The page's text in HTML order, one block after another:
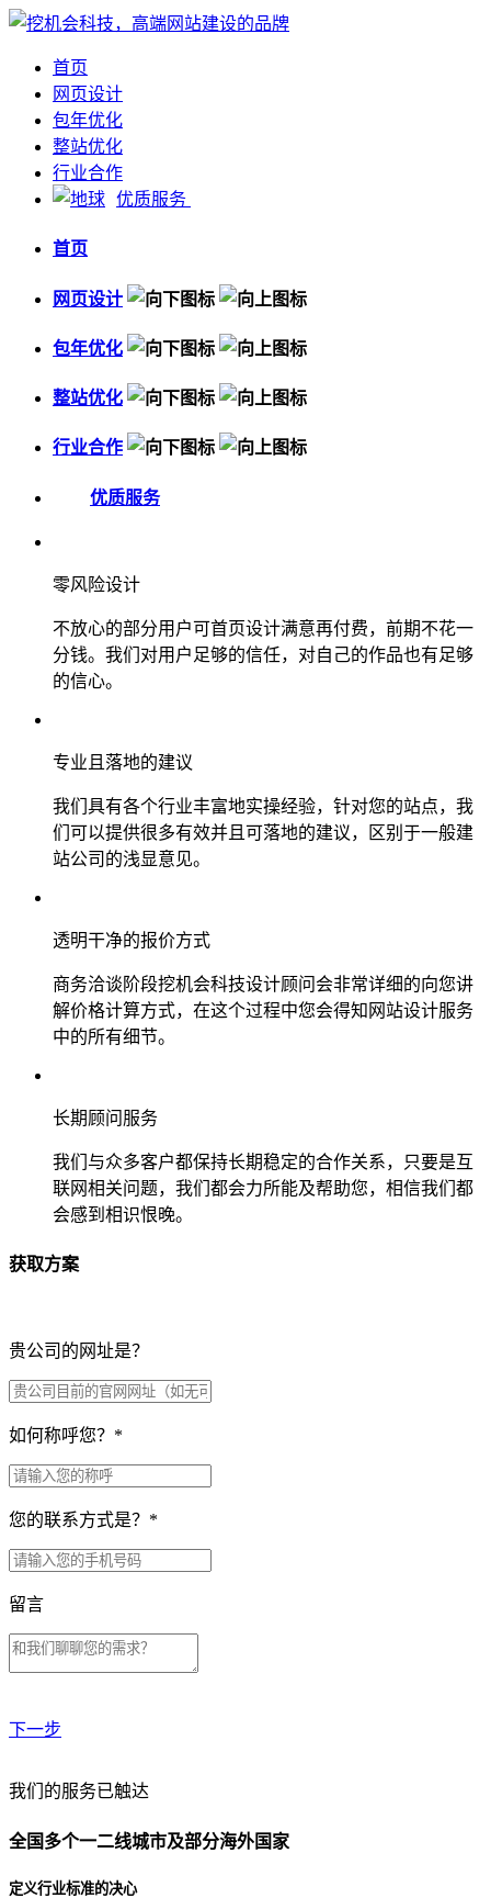
首页
网页设计
包年优化
整站优化
行业合作
优质服务
首页
网页设计
包年优化
整站优化
行业合作
优质服务
零风险设计
不放心的部分用户可首页设计满意再付费，前期不花一
分钱。我们对用户足够的信任，对自己的作品也有足够
的信心。
专业且落地的建议
我们具有各个行业丰富地实操经验，针对您的站点，我
们可以提供很多有效并且可落地的建议，区别于一般建
站公司的浅显意见。
透明干净的报价方式
商务洽谈阶段挖机会科技设计顾问会非常详细的向您讲
解价格计算方式，在这个过程中您会得知网站设计服务
中的所有细节。
长期顾问服务
我们与众多客户都保持长期稳定的合作关系，只要是互
联网相关问题，我们都会力所能及帮助您，相信我们都
会感到相识恨晚。
获取方案
贵公司的网址是？
如何称呼您？ *
您的联系方式是？ *
留言
下一步
贵公司预算范围是？
贵公司的团队规模是？
我们的服务已触达
全国多个一二线城市及部分海外国家
定义行业标准的决心